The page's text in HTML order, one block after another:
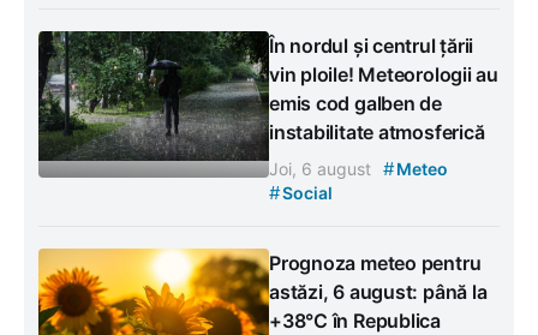
În nordul și centrul țării
vin ploile! Meteorologii au
emis cod galben de
instabilitate atmosferică
Joi, 6 august #Meteo
#Social
Prognoza meteo pentru
astăzi, 6 august: până la
+38°C în Republica